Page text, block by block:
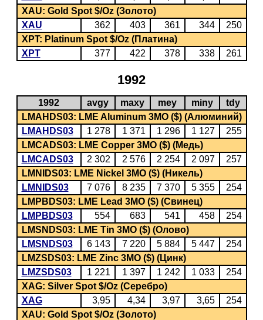
XAU: Gold Spot $/Oz (Золото)
XAU
362 403 361 344
250
XPT: Platinum Spot $/Oz (Платина)
XPT
377 422 378 338 261
1992
1992 avgy maxy mey miny
tdy
LMAHDS03: LME Aluminum 3MO ($) (Алюминий)
LMAHDS03
1 278 1 371 1 296 1 127
255
LMCADS03: LME Copper 3MO ($) (Медь)
LMCADS03
2 302 2 576 2 254 2 097
257
LMNIDS03: LME Nickel 3MO ($) (Никель)
LMNIDS03
7 076 8 235 7 370 5 355
254
LMPBDS03: LME Lead 3MO ($) (Свинец)
LMPBDS03
554 683 541 458
254
LMSNDS03: LME Tin 3MO ($) (Олово)
LMSNDS03
6 143 7 220 5 884 5 447
254
LMZSDS03: LME Zinc 3MO ($) (Цинк)
LMZSDS03
1 221 1 397 1 242 1 033
254
XAG: Silver Spot $/Oz (Серебро)
XAG
3,95 4,34 3,97 3,65
254
XAU: Gold Spot $/Oz (Золото)